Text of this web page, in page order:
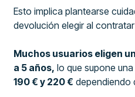
Esto implica plantearse
devolución elegir al contratar
Muchos usuarios eligen
a 5 años, lo que supone una
190 € y 220 € dependiendo